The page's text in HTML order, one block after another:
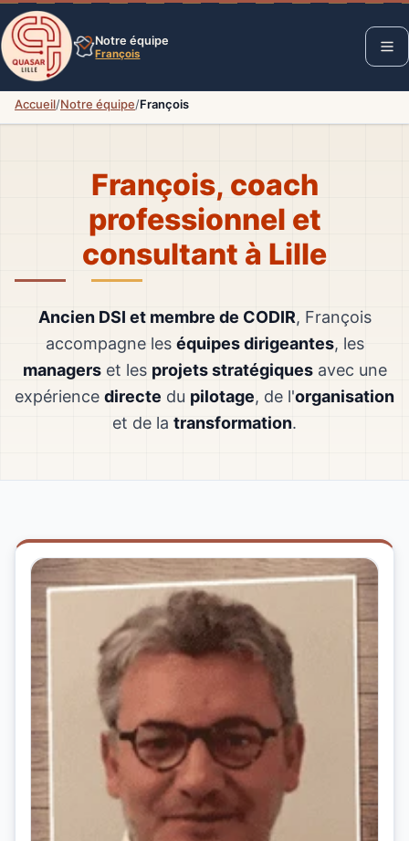
Notre équipe
François
Accueil/Notre équipe/François
François, coach
professionnel et
consultant à Lille
Ancien DSI et membre de CODIR, François
accompagne les équipes dirigeantes, les
managerset les projets stratégiquesavec une
expérience directe du pilotage, de l'organisation
et de la transformation.